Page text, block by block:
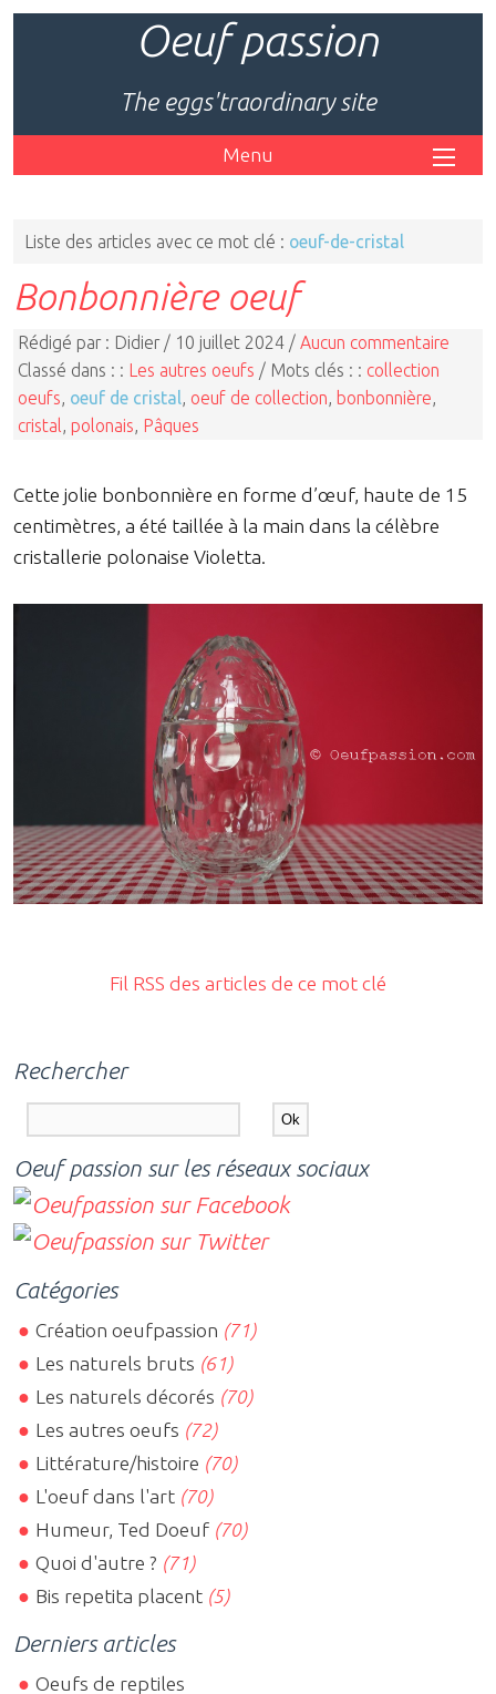
Oeuf passion
The eggs'traordinary site
Menu
Liste des articles avec ce mot clé : oeuf-de-cristal
Bonbonnière oeuf
Rédigé par : Didier / 10 juillet 2024 / Aucun commentaire
Classé dans : : Les autres oeufs / Mots clés : : collection
oeufs oeuf de cristal oeuf de collection bonbonnière
cristal
polonais Pâques
Cette jolie bonbonnière en forme d’œuf, haute de 15
centimètres, a été taillée à la main dans la célèbre
cristallerie polonaise Violetta.
Fil RSS des articles de ce mot clé
Rechercher
Oeuf passion sur les réseaux sociaux
Catégories
Création oeufpassion (71)
Les naturels bruts (61)
Les naturels décorés (70)
Les autres oeufs (72)
Littérature/histoire (70)
L'oeuf dans l'art (70)
Humeur, Ted Doeuf (70)
Quoi d'autre ? (71)
Bis repetita placent (5)
Derniers articles
Oeufs de reptiles